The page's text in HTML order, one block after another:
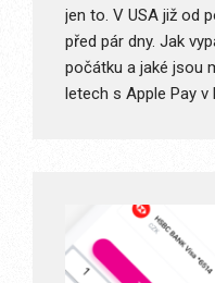
jen to. V USA již od
před pár dny. Jak
počátku a jaké jsou
letech s Apple Pay v